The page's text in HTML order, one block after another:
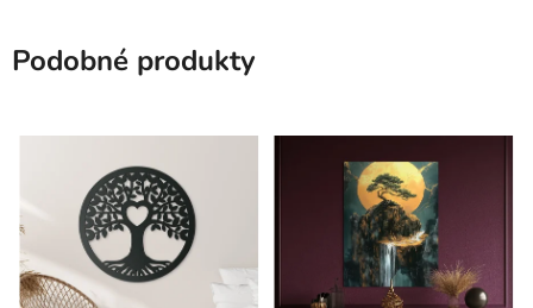
Podobné produkty